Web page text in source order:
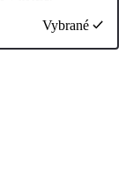
Vybrané